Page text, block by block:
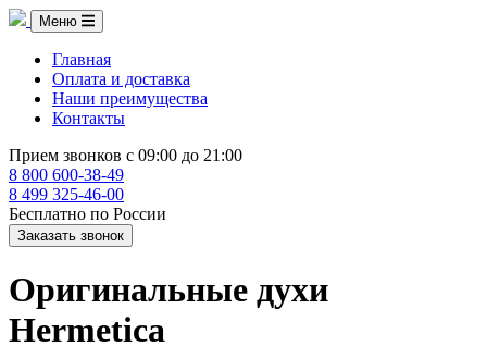
Меню
Главная
Оплата и доставка
Наши преимущества
Контакты
Прием звонков с 09:00 до 21:00
8 800 600-38-49
8 499 325-46-00
Бесплатно по России
Заказать звонок
Оригинальные духи
Hermetica